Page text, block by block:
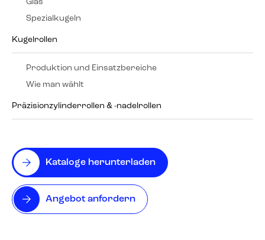
Kataloge herunterladen
Angebot anfordern
Glas
Spezialkugeln
Kugelrollen
Produktion und Einsatzbereiche
Wie man wählt
Präzisionzylinderrollen & -nadelrollen